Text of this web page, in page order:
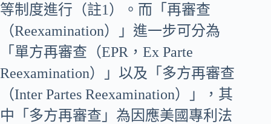
等制度進行（註1）。而「再審查
（Reexamination）」進一步可分為
「單方再審查（EPR，Ex Parte
Reexamination）」以及「多方再審查
（Inter Partes Reexamination）」，其
中「多方再審查」為因應美國專利法